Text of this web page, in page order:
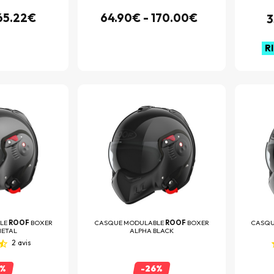
64.90€ - 170.00€
ROOF BOXER
2 avis
CASQUE MODULABLE ROOF BOXER
ALPHA BLACK
-26%